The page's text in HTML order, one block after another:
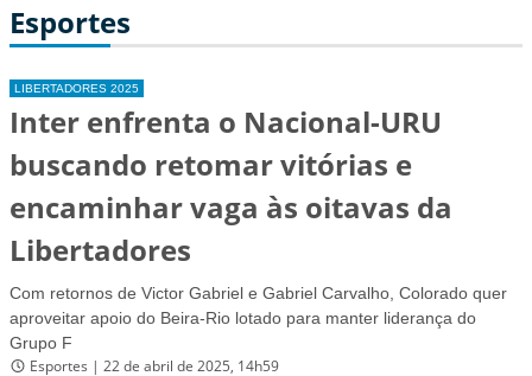
Esportes
LIBERTADORES 2025
Inter enfrenta o Nacional-URU
buscando retomar vitórias e
encaminhar vaga às oitavas da
Libertadores
Com retornos de Victor Gabriel e Gabriel Carvalho, Colorado quer
aproveitar apoio do Beira-Rio lotado para manter liderança do
Grupo F
Esportes | 22 de abril de 2025, 14h59